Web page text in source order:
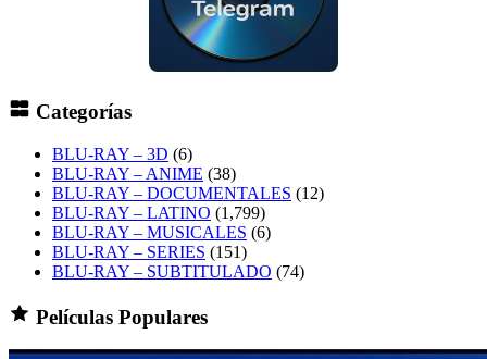
Categorías
BLU-RAY – 3D (6)
BLU-RAY – ANIME (38)
BLU-RAY – DOCUMENTALES (12)
BLU-RAY – LATINO (1,799)
BLU-RAY – MUSICALES (6)
BLU-RAY – SERIES (151)
BLU-RAY – SUBTITULADO (74)
Películas Populares